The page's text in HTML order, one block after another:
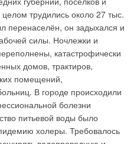
трудились около 27 тыс.
перенаселён, он задыхался и
силы. Ночлежки и
катастрофически
домов, трактиров,
помещений,
В городе происходили
болезни
питьевой воды было
холеры. Требовалось